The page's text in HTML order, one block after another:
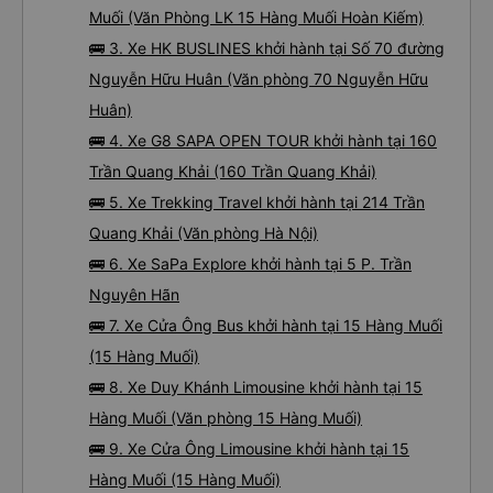
Muối (Văn Phòng LK 15 Hàng Muối Hoàn Kiếm)
🚌 3. Xe HK BUSLINES khởi hành tại Số 70 đường
Nguyễn Hữu Huân (Văn phòng 70 Nguyễn Hữu
Huân)
🚌 4. Xe G8 SAPA OPEN TOUR khởi hành tại 160
Trần Quang Khải (160 Trần Quang Khải)
🚌 5. Xe Trekking Travel khởi hành tại 214 Trần
Quang Khải (Văn phòng Hà Nội)
🚌 6. Xe SaPa Explore khởi hành tại 5 P. Trần
Nguyên Hãn
🚌 7. Xe Cửa Ông Bus khởi hành tại 15 Hàng Muối
(15 Hàng Muối)
🚌 8. Xe Duy Khánh Limousine khởi hành tại 15
Hàng Muối (Văn phòng 15 Hàng Muối)
🚌 9. Xe Cửa Ông Limousine khởi hành tại 15
Hàng Muối (15 Hàng Muối)